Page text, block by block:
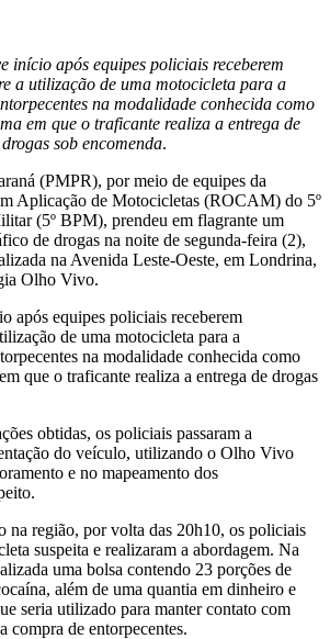
início após equipes policiais receberem
a utilização de uma motocicleta para a
na modalidade conhecida como
em que o traficante realiza a entrega de
drogas sob encomenda.
(PMPR), por meio de equipes da
Aplicação de Motocicletas (ROCAM) do 5º
(5º BPM), prendeu em flagrante um
de drogas na noite de segunda-feira (2),
na Avenida Leste-Oeste, em Londrina,
Olho Vivo.
após equipes policiais receberem
de uma motocicleta para a
na modalidade conhecida como
que o traficante realiza a entrega de drogas
obtidas, os policiais passaram a
do veículo, utilizando o Olho Vivo
e no mapeamento dos
na região, por volta das 20h10, os policiais
suspeita e realizaram a abordagem. Na
uma bolsa contendo 23 porções de
além de uma quantia em dinheiro e
seria utilizado para manter contato com
compra de entorpecentes.